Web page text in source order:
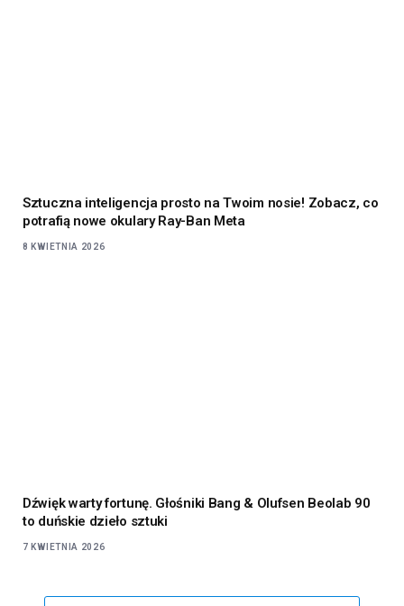
Sztuczna inteligencja prosto na Twoim nosie! Zobacz, co
potrafią nowe okulary Ray-Ban Meta
8 KWIETNIA 2026
Dźwięk warty fortunę. Głośniki Bang & Olufsen Beolab 90
to duńskie dzieło sztuki
7 KWIETNIA 2026